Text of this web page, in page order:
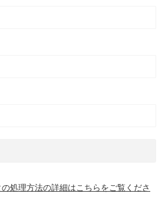
処理方法の詳細はこちらをご覧くださ